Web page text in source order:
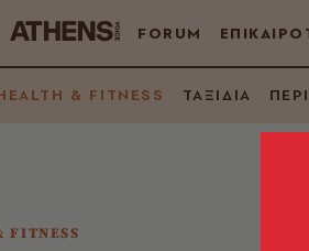
FORUM
& FITNESS ΤΑΞΙΔΙΑ
FITNESS